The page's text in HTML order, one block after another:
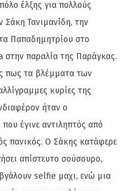
έλξης για πολλούς
Τανιμανίδη, την
Παπαδημητρίου στο
παραλία της Παράγκας.
πως τα βλέμματα των
κυρίες της
ήταν ο
έγινε αντιληπτός από
πανικός. Ο Σάκης κατάφερε
απίστευτο σούσουρο,
selfie μαχι, ενώ μια